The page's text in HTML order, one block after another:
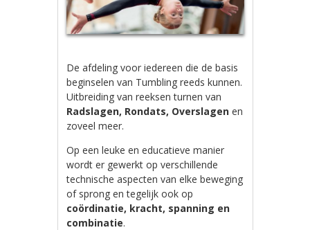
De afdeling voor iedereen die de basis
beginselen van Tumbling reeds kunnen.
Uitbreiding van reeksen turnen van
Radslagen, Rondats, Overslagen en
zoveel meer.
Op een leuke en educatieve manier
wordt er gewerkt op verschillende
technische aspecten van elke beweging
of sprong en tegelijk ook op
coördinatie, kracht, spanning en
combinatie.